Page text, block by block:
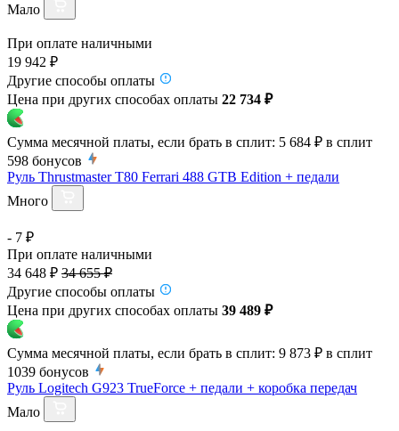
Мало
При оплате наличными
19 942 ₽
Другие способы оплаты
Цена при других способах оплаты 22 734 ₽
Сумма месячной платы, если брать в сплит: 5 684 ₽ в сплит
598 бонусов
Руль Thrustmaster T80 Ferrari 488 GTB Edition + педали
Много
- 7 ₽
При оплате наличными
34 648 ₽ 34 655 ₽
Другие способы оплаты
Цена при других способах оплаты 39 489 ₽
Сумма месячной платы, если брать в сплит: 9 873 ₽ в сплит
1039 бонусов
Руль Logitech G923 TrueForce + педали + коробка передач
Мало